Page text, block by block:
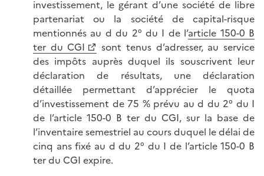
investissement, le gérant d’une société de libre
partenariat ou la société de capital-risque
mentionnés au d du 2° du I de l’article 150-0 B
ter du CGI
sont tenus d’adresser, au service
des impôts auprès duquel ils souscrivent leur
déclaration de résultats, une déclaration
détaillée permettant d’apprécier le quota
d’investissement de 75 % prévu au d du 2° du I
de l’article 150-0 B ter du CGI, sur la base de
l’inventaire semestriel au cours duquel le délai de
cinq ans fixé au d du 2° du I de l’article 150-0 B
ter du CGI expire.